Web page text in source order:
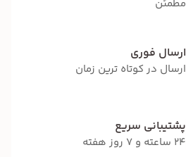
مطمئن
ارسال فوری
ارسال در کوتاه ترین زمان
پشتیبانی سریع
24 ساعته و 7 روز هفته